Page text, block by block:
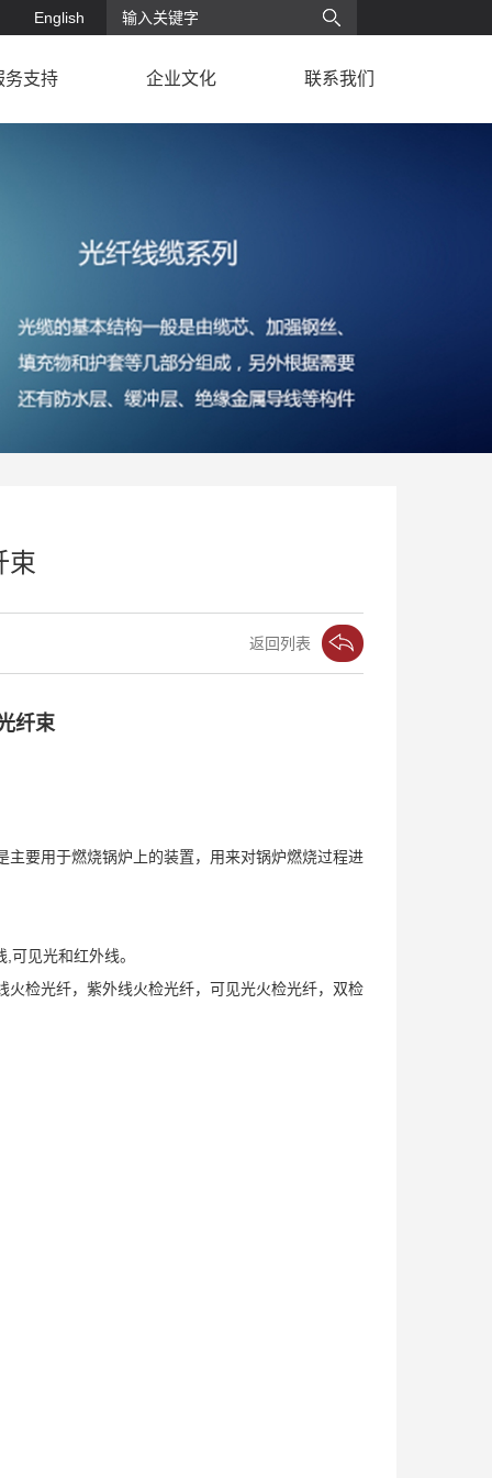
English
务支持 企业文化 联系我们
束
返回列表
纤束
要用于燃烧锅炉上的装置，用来对锅炉燃烧过程进
见光和红外线。
检光纤，紫外线火检光纤，可见光火检光纤，双检